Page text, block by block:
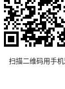
扫描二维码用手